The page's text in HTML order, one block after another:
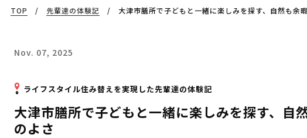
TOP / 先輩達の体験記 / 大津市膳所で子どもと一緒に楽しみを探す、自然も余
Nov. 07, 2025
ライフスタイル住み替えを実現した先輩達の体験記
大津市膳所で子どもと一緒に楽しみを探す、自
のよさ